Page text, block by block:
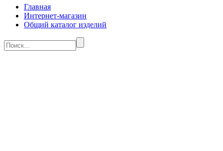
Главная
Интернет-магазин
Общий каталог изделий